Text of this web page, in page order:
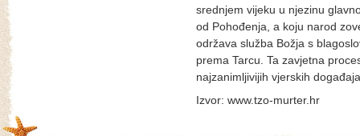
srednjem vijeku u njezinu
od Pohođenja, a koju narod
održava služba Božja s
prema Tarcu. Ta zavjetna
najzanimljivijih vjerskih
Izvor: www.tzo-murter.hr